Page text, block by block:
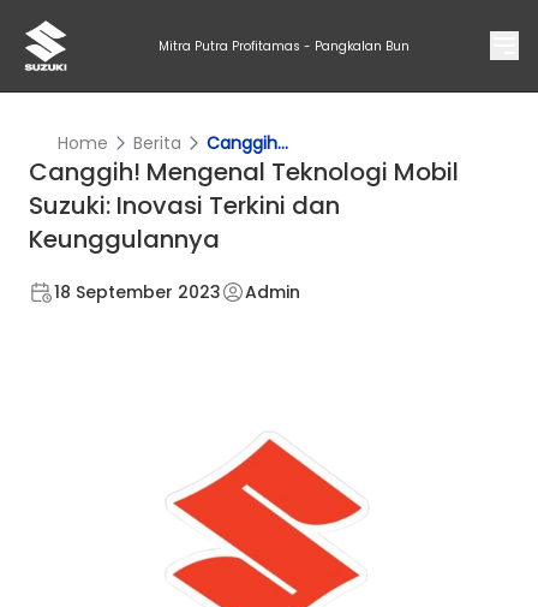
Mitra Putra Profitamas - Pangkalan Bun
Home Berita Canggih...
Canggih! Mengenal Teknologi Mobil
Suzuki: Inovasi Terkini dan
Keunggulannya
18 September 2023 Admin